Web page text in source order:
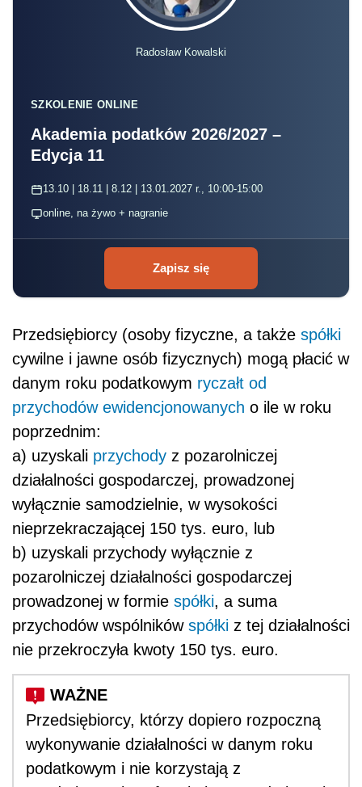
Radosław Kowalski
SZKOLENIE ONLINE
Akademia podatków 2026/2027 –
Edycja 11
13.10 | 18.11 | 8.12 | 13.01.2027 r., 10:00-15:00
online, na żywo + nagranie
Zapisz się
Przedsiębiorcy (osoby fizyczne, a także spółki
cywilne i jawne osób fizycznych) mogą płacić w
danym roku podatkowym ryczałt od
przychodów ewidencjonowanych o ile w roku
poprzednim:
a) uzyskali przychody z pozarolniczej
działalności gospodarczej, prowadzonej
wyłącznie samodzielnie, w wysokości
nieprzekraczającej 150 tys. euro, lub
b) uzyskali przychody wyłącznie z
pozarolniczej działalności gospodarczej
prowadzonej w formie spółki, a suma
przychodów wspólników spółki z tej działalności
nie przekroczyła kwoty 150 tys. euro.
Przedsiębiorcy, którzy dopiero rozpoczną
wykonywanie działalności w danym roku
podatkowym i nie korzystają z